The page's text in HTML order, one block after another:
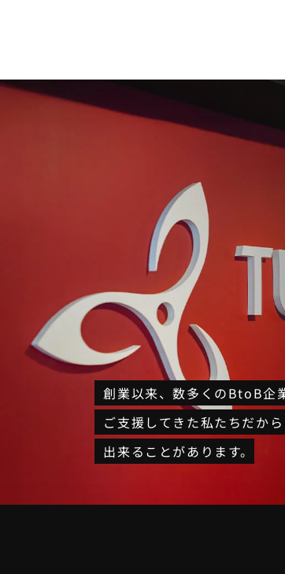
創業以来、数多くのBtoB企
ご支援してきた私たちだから
出来ることがあります。